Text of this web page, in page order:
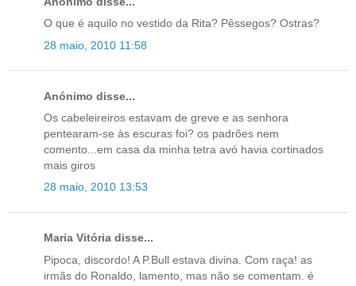
O que é aquilo no vestido da Rita? Pêssegos? Ostras?
28 maio, 2010 11:58
Anónimo disse...
Os cabeleireiros estavam de greve e as senhora
pentearam-se às escuras foi? os padrões nem
comento...em casa da minha tetra avó havia cortinados
mais giros
28 maio, 2010 13:53
Maria Vitória disse...
Pipoca, discordo! A P.Bull estava divina. Com raça! as
irmãs do Ronaldo, lamento, mas não se comentam. é